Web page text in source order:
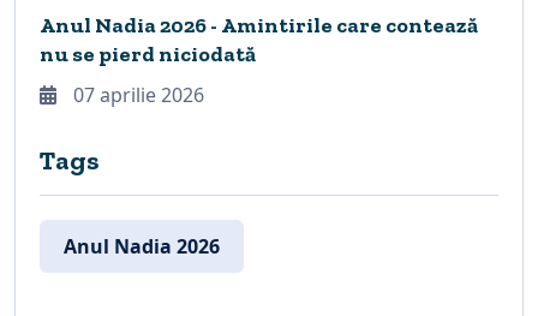
Anul Nadia 2026 - Amintirile care contează
nu se pierd niciodată
07 aprilie 2026
Tags
Anul Nadia 2026